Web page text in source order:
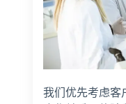
我们优先考虑客